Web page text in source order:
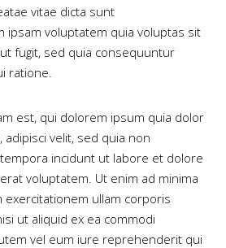
vitae dicta sunt
ipsam voluptatem quia voluptas sit
fugit, sed quia consequuntur
ratione.
est, qui dolorem ipsum quia dolor
velit, sed quia non
incidunt ut labore et dolore
voluptatem. Ut enim ad minima
exercitationem ullam corporis
ut aliquid ex ea commodi
vel eum iure reprehenderit qui